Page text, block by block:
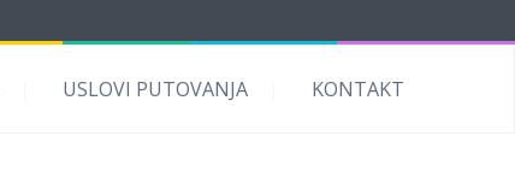
USLOVI PUTOVANJA KONTAKT